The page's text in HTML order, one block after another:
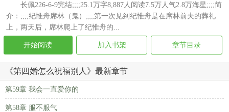
长佩226-6-9完结;;;;25.1万字8,887人阅读7.5万人气2.8万海星;;;;简
介：;;;;纪惟舟席林（鬼）;;;;第一次见到纪惟舟是在席林前夫的葬礼
上，两天后，席林爬上了纪惟舟的...
开始阅读 加入书架 章节目录
《第四婚怎么祝福别人》最新章节
第59章 我会一直爱你的
第58章 服不服气